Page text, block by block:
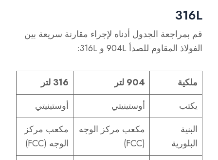
316L
قم بمراجعة الجدول أدناه لإجراء مقارنة سريعة بين
الفولاذ المقاوم للصدأ 904L و 316L:
ملكية 904 لتر
316 لتر
يكتب
أوستينيتي
أوستينيتي
البنية
البلورية
مكعب مركز الوجه
(FCC)
مكعب مركز
الوجه (FCC)